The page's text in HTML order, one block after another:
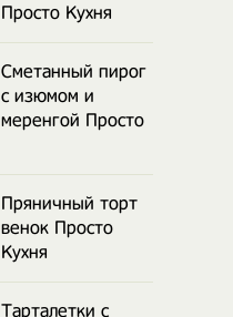
Просто Кухня
Сметанный пирог
с изюмом и
меренгой Просто
Пряничный торт
венок Просто
Кухня
Тарталетки с